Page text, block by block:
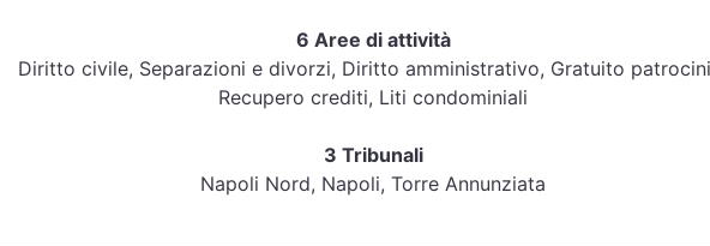
6 Aree di attività
Diritto civile, Separazioni e divorzi, Diritto amministrativo, Gratuito
Recupero crediti, Liti condominiali
3 Tribunali
Napoli Nord, Napoli, Torre Annunziata